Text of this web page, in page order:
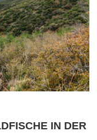
IN DER